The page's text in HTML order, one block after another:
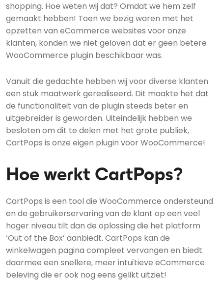
shopping. Hoe weten wij dat? Omdat we hem zelf
gemaakt hebben! Toen we bezig waren met het
opzetten van eCommerce websites voor onze
klanten, konden we niet geloven dat er geen betere
WooCommerce plugin beschikbaar was.
Vanuit die gedachte hebben wij voor diverse klanten
een stuk maatwerk gerealiseerd. Dit maakte het dat
de functionaliteit van de plugin steeds beter en
uitgebreider is geworden. Uiteindelijk hebben we
besloten om dit te delen met het grote publiek,
CartPops is onze eigen plugin voor WooCommerce!
Hoe werkt CartPops?
CartPops is een tool die WooCommerce ondersteund
en de gebruikerservaring van de klant op een veel
hoger niveau tilt dan de oplossing die het platform
‘Out of the Box’ aanbiedt. CartPops kan de
winkelwagen pagina compleet vervangen en biedt
daarmee een snellere, meer intuïtieve eCommerce
beleving die er ook nog eens gelikt uitziet!